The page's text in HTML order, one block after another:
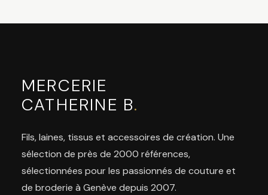
MERCERIE
CATHERINE B.
Fils, laines, tissus et accessoires de création. Une
sélection de près de 2000 références,
sélectionnées pour les passionnés de couture et
de broderie à Genève depuis 2007.